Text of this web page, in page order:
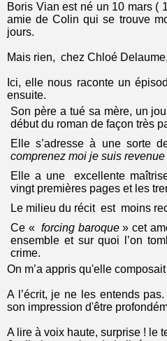
Boris Vian est né un 10 mars (
amie de Colin qui se trouve
jours.
Mais rien, chez Chloé
Ici, elle nous raconte un
ensuite.
Son père a tué sa mère, un
début du roman de façon très
Elle s’adresse à une sorte
comprenez moi je suis
Elle a une excellente
vingt premières pages et les
Le milieu du récit est moins
Ce « forcing baroque» cet
ensemble et sur quoi l’on
crime.
On m’a appris qu'elle
A l’écrit, je ne les entends
son impression d'être
A lire à voix haute, surprise ! le